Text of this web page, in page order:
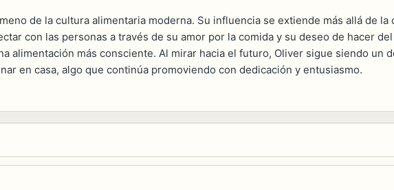
de la cultura alimentaria moderna. Su influencia se extiende más allá de
con las personas a través de su amor por la comida y su deseo de hacer
alimentación más consciente. Al mirar hacia el futuro, Oliver sigue siendo un
en casa, algo que continúa promoviendo con dedicación y entusiasmo.